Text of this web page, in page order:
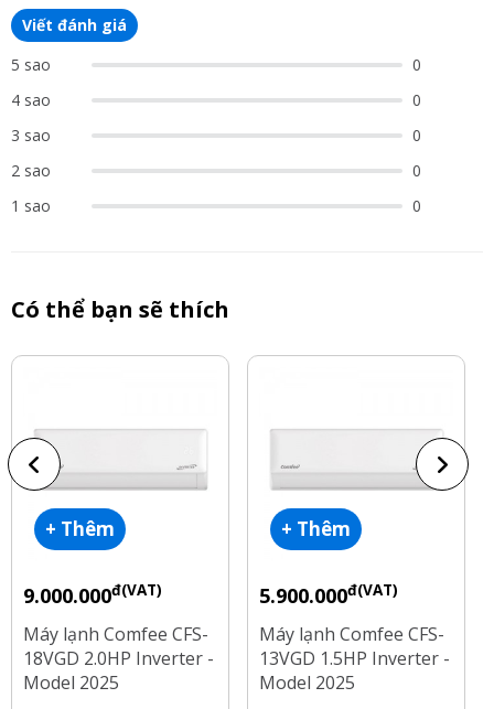
Viết đánh giá
5 sao
0
4 sao
0
3 sao
0
2 sao
0
1 sao
0
Có thể bạn sẽ thích
+ Thêm
9.000.000đ(VAT)
Máy lạnh Comfee CFS-
18VGD 2.0HP Inverter -
Model 2025
+ Thêm
5.900.000đ(VAT)
Máy lạnh Comfee CFS-
13VGD 1.5HP Inverter -
Model 2025